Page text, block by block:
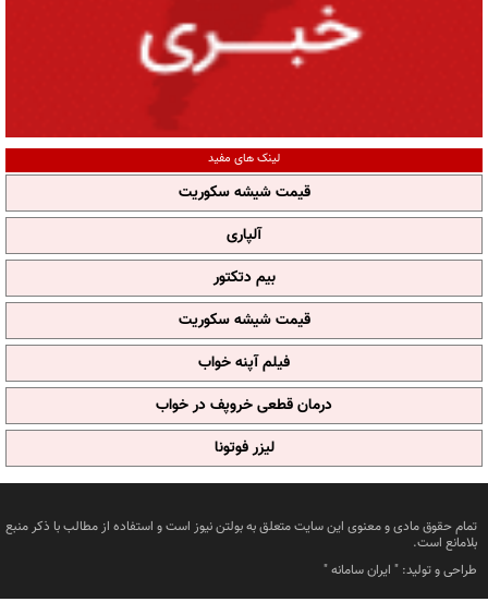
لینک های مفید
قیمت شیشه سکوریت
آلپاری
بیم دتکتور
قیمت شیشه سکوریت
فیلم آپنه خواب
درمان قطعی خروپف در خواب
لیزر فوتونا
تمام حقوق مادی و معنوی این سایت متعلق به بولتن نیوز است و استفاده از مطالب با ذکر منبع
بلامانع است.
طراحی و تولید: " ایران سامانه"